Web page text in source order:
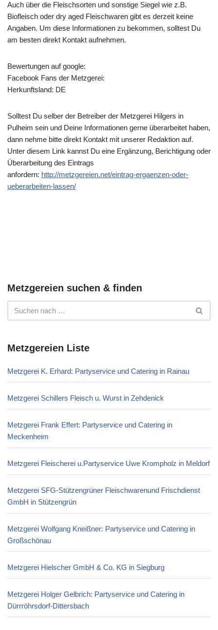
Auch über die Fleischsorten und sonstige Siegel wie z.B.
Biofleisch oder dry aged Fleischwaren gibt es derzeit keine
Angaben. Um diese Informationen zu bekommen, solltest Du
am besten direkt Kontakt aufnehmen.
Bewertungen auf google:
Facebook Fans der Metzgerei:
Herkunftsland: DE
Solltest Du selber der Betreiber der Metzgerei Hilgers in
Pulheim sein und Deine Informationen gerne überarbeitet haben,
dann nehme bitte direkt Kontakt mit unserer Redaktion auf.
Unter diesem Link kannst Du eine Ergänzung, Berichtigung oder
Überarbeitung des Eintrags
anfordern: http://metzgereien.net/eintrag-ergaenzen-oder-
ueberarbeiten-lassen/
Metzgereien suchen & finden
Metzgereien Liste
Metzgerei K. Erhard: Partyservice und Catering in Rainau
Metzgerei Schillers Fleisch u. Wurst in Zehdenick
Metzgerei Frank Effert: Partyservice und Catering in
Meckenheim
Metzgerei Fleischerei u.Partyservice Uwe Krompholz in Meldorf
Metzgerei SFG-Stützengrüner Fleischwarenund Frischdienst
GmbH in Stützengrün
Metzgerei Wolfgang Kneißner: Partyservice und Catering in
Großschönau
Metzgerei Hielscher GmbH & Co. KG in Siegburg
Metzgerei Holger Gelbrich: Partyservice und Catering in
Dürrröhrsdorf-Dittersbach